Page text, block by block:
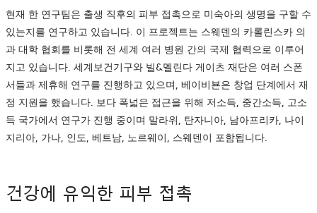
현재 한 연구팀은 출생 직후의 피부 접촉으로 미숙아의 생명을 구할 수
있는지를 연구하고 있습니다. 이 프로젝트는 스웨덴의 카롤린스카 의
과 대학 협회를 비롯해 전 세계 여러 병원 간의 국제 협력으로 이루어
지고 있습니다. 세계보건기구와 빌&멜린다 게이츠 재단은 여러 스폰
서들과 제휴해 연구를 진행하고 있으며, 베이비뵨은 창업 단계에서 재
정 지원을 했습니다. 보다 폭넓은 접근을 위해 저소득, 중간소득, 고소
득 국가에서 연구가 진행 중이며 말라위, 탄자니아, 남아프리카, 나이
지리아, 가나, 인도, 베트남, 노르웨이, 스웨덴이 포함됩니다.
건강에 유익한 피부 접촉